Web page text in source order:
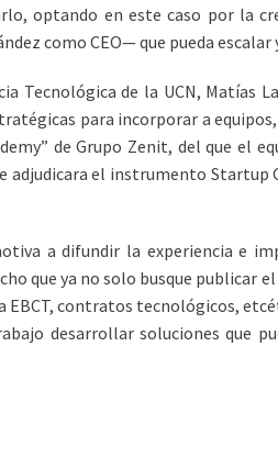
optando en este caso por la
como CEO— que pueda
Tecnológica de la UCN, Matías
para incorporar a
de Grupo Zenit, del que el
el instrumento Startup
a difundir la experiencia e
que ya no solo busque publicar
contratos tecnológicos,
desarrollar soluciones que